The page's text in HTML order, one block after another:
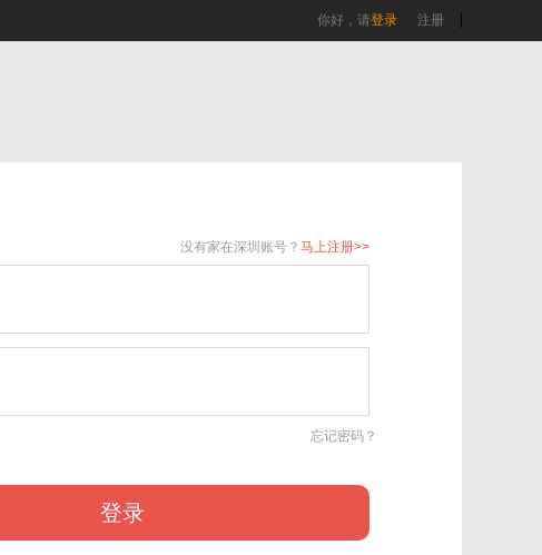
你好，请登录 注册
没有家在深圳账号？ 马上注册>>
忘记密码？
登录